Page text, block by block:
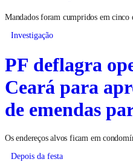
Mandados foram cumpridos em cinco
Investigação
PF deflagra
Ceará para
de emendas
Os endereços alvos ficam em
Depois da festa